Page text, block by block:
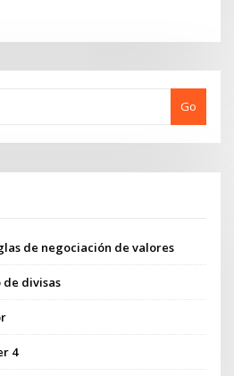
Go
de negociación de valores
de divisas
4